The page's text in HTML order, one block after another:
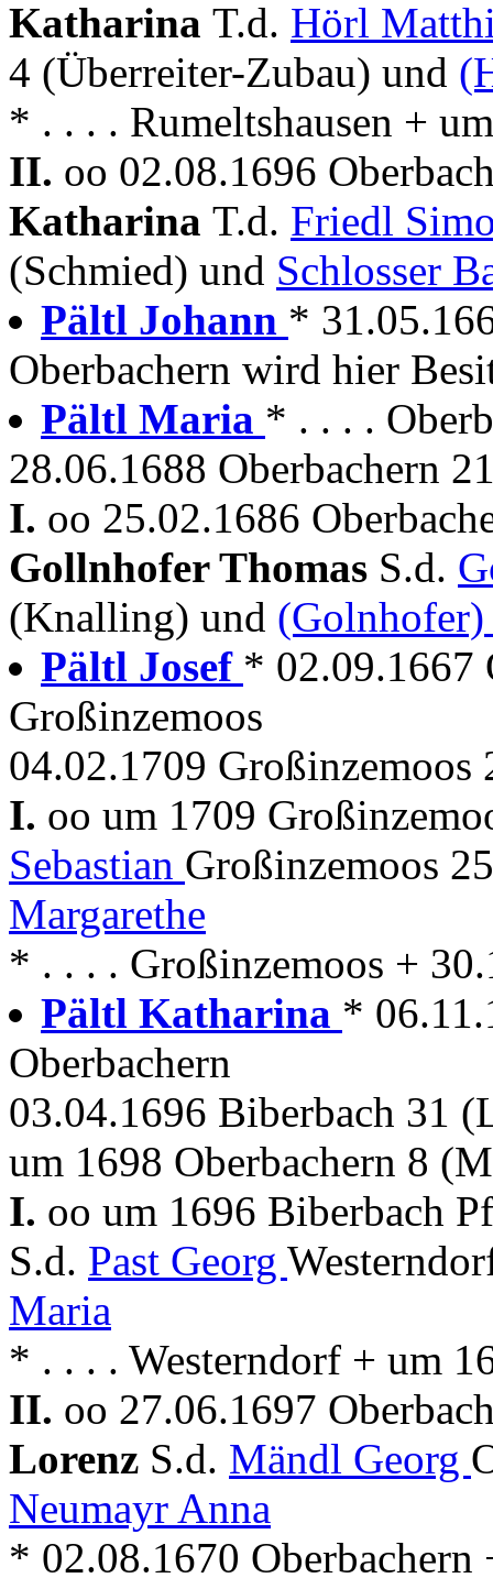
Katharina T.d. Hörl
4 (Überreiter-Zubau) und
* . . . . Rumeltshausen +
II. oo 02.08.1696
Katharina T.d. Friedl
(Schmied) und Schlosser
Pältl Johann *
Oberbachern wird hier
Pältl Maria * . . . .
28.06.1688 Oberbachern
I. oo 25.02.1686
Gollnhofer Thomas S.d.
(Knalling) und (Golnhofer)
Pältl Josef * 02.09.1667
Großinzemoos
04.02.1709 Großinzemoos
I. oo um 1709
Sebastian Großinzemoos
Margarethe
* . . . . Großinzemoos +
Pältl Katharina *
Oberbachern
03.04.1696 Biberbach 31
um 1698 Oberbachern 8
I. oo um 1696 Biberbach
S.d. Past Georg
Maria
* . . . . Westerndorf + um
II. oo 27.06.1697
Lorenz S.d. Mändl Georg
Neumayr Anna
* 02.08.1670 Oberbachern